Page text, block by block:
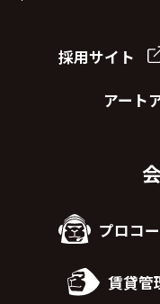
採用サイト
アート
プロコ
賃貸管